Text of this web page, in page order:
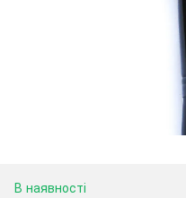
В наявності